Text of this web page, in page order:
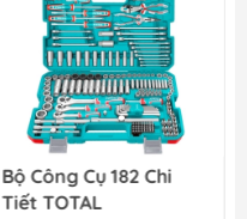
Bộ Công Cụ 182 Chi
Tiết TOTAL